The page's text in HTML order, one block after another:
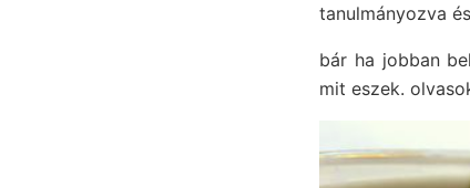
tanulmányozva
bár ha jobban
mit eszek.